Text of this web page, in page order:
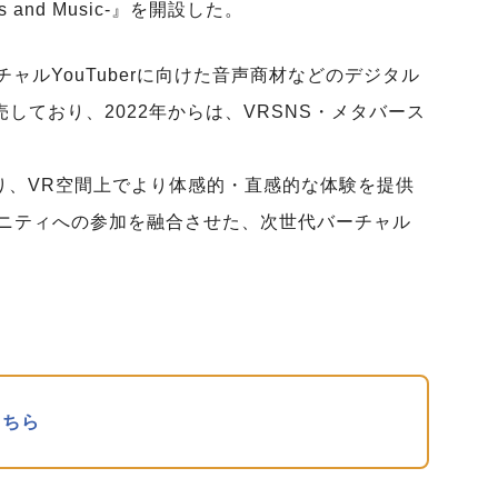
Music-』を開設した。
ャルYouTuberに向けた音声商材などのデジタル
ており、2022年からは、VRSNS・メタバース
VR空間上でより体感的・直感的な体験を提供
ティへの参加を融合させた、次世代バーチャル
ら